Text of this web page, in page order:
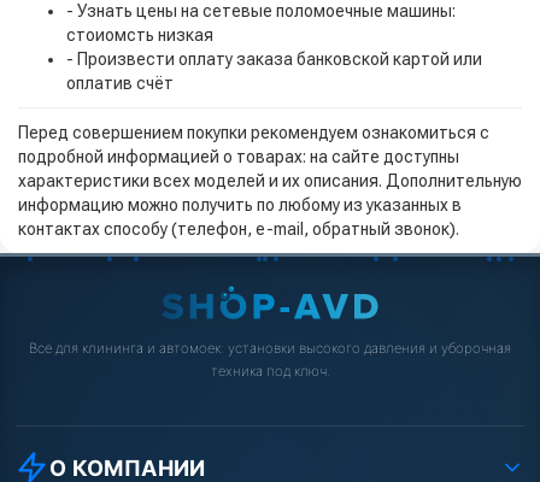
- Узнать цены на сетевые поломоечные машины:
стоиомсть низкая
- Произвести оплату заказа банковской картой или
оплатив счёт
Перед совершением покупки рекомендуем ознакомиться с
подробной информацией о товарах: на сайте доступны
характеристики всех моделей и их описания. Дополнительную
информацию можно получить по любому из указанных в
контактах способу (телефон, e-mail, обратный звонок).
Всё для клининга и автомоек: установки высокого давления и уборочная
техника под ключ.
О КОМПАНИИ